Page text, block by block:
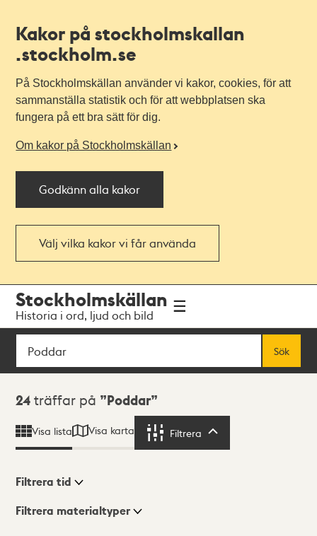
Kakor på stockholmskallan
.stockholm.se
På Stockholmskällan använder vi kakor, cookies, för att
sammanställa statistik och för att webbplatsen ska
fungera på ett bra sätt för dig.
Om kakor på Stockholmskällan
Godkänn alla kakor
Välj vilka kakor vi får använda
navigationen
huvudinnehållet
Stockholmskällan
Historia i ord, ljud och bild
Sök
Sök
Sökresultat
24 träffar på Poddar
Visa lista Visa karta Filtrera
Visningsläge
Filtrera tid
Filtrera materialtyper